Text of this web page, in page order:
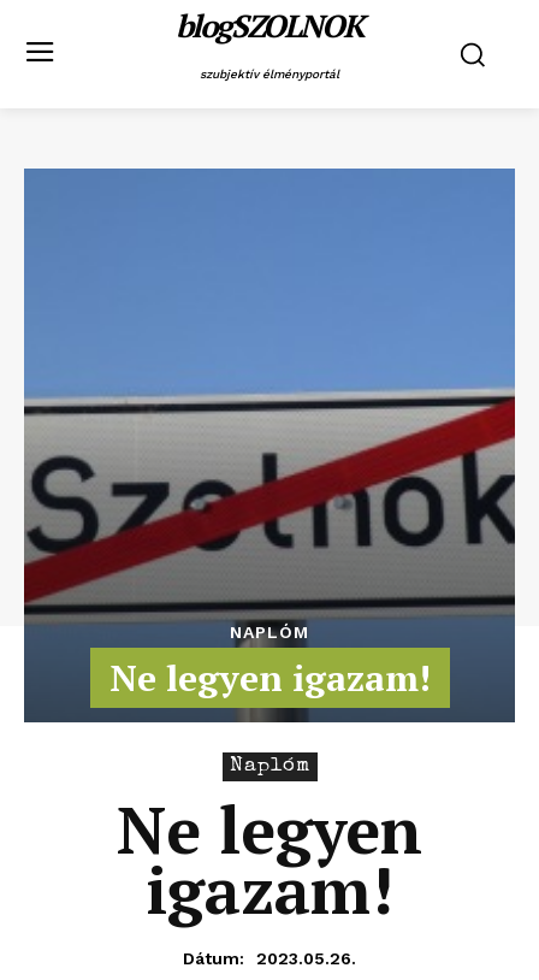
blogSZOLNOK
szubjektív élményportál
NAPLÓM
Ne legyen igazam!
Naplóm
Ne legyen
igazam!
Dátum: 2023.05.26.